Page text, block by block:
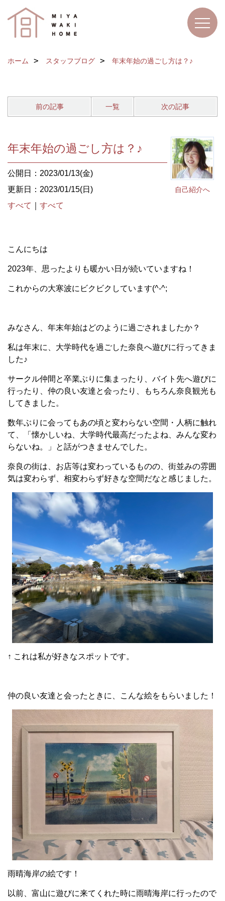
ホーム スタッフブログ 年末年始の過ごし方は？♪
前の記事 一覧 次の記事
自己紹介へ
年末年始の過ごし方は？♪
公開日：2023/01/13(金)
更新日：2023/01/15(日)
すべて
すべて
こんにちは
2023年、思ったよりも暖かい日が続いていますね！
これからの大寒波にビクビクしています(^-^;
みなさん、年末年始はどのように過ごされましたか？
私は年末に、大学時代を過ごした奈良へ遊びに行ってきま
した♪
サークル仲間と卒業ぶりに集まったり、バイト先へ遊びに
行ったり、仲の良い友達と会ったり、もちろん奈良観光も
してきました。
数年ぶりに会ってもあの頃と変わらない空間・人柄に触れ
て、「懐かしいね、大学時代最高だったよね、みんな変わ
らないね。」と話がつきませんでした。
奈良の街は、お店等は変わっているものの、街並みの雰囲
気は変わらず、相変わらず好きな空間だなと感じました。
↑ これは私が好きなスポットです。
仲の良い友達と会ったときに、こんな絵をもらいました！
雨晴海岸の絵です！
以前、富山に遊びに来てくれた時に雨晴海岸に行ったので